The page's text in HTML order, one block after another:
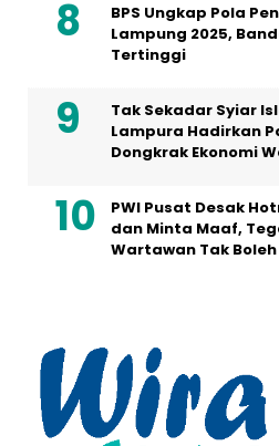
BPS Ungkap Pola
Lampung 2025,
Tertinggi
Tak Sekadar Syiar
Lampura Hadirkan
Dongkrak Ekonomi
PWI Pusat Desak
dan Minta Maaf,
Wartawan Tak